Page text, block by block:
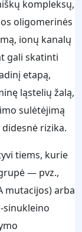
kompleksų,
oligomerinės
ionų kanalų
gali skatinti
etapą,
ląstelių žalą,
sulėtėjimą
rizika.
tiems, kurie
— pvz.,
mutacijos) arba
sinukleino